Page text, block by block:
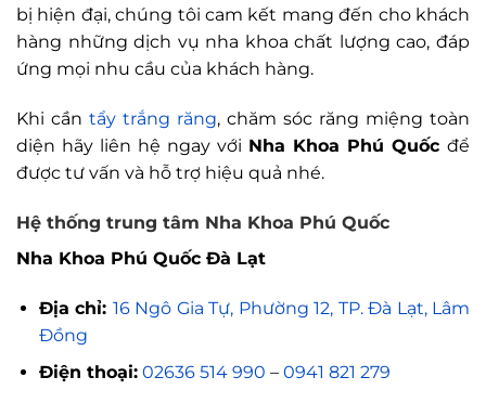
bị hiện đại, chúng tôi cam kết mang đến cho khách
hàng những dịch vụ nha khoa chất lượng cao, đáp
ứng mọi nhu cầu của khách hàng.
Khi cần tẩy trắng răng, chăm sóc răng miệng toàn
diện hãy liên hệ ngay với Nha Khoa Phú Quốc để
được tư vấn và hỗ trợ hiệu quả nhé.
Hệ thống trung tâm Nha Khoa Phú Quốc
Nha Khoa Phú Quốc Đà Lạt
Địa chỉ: 16 Ngô Gia Tự, Phường 12, TP. Đà Lạt, Lâm
Đồng
Điện thoại: 02636 514 990 – 0941 821 279